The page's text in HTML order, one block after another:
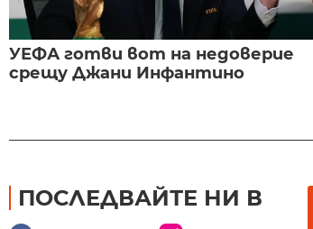
УЕФА готви вот на недоверие
срещу Джани Инфантино
ПОСЛЕДВАЙТЕ НИ В